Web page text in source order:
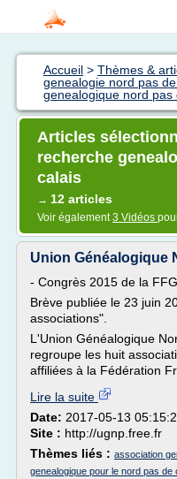
Accueil > Thèmes &
genealogie nord pas
genealogique nord pas
Articles
recherche
calais
→ 12 articles
Voir également3 Vidéos
Union Généalogique
- Congrès 2015 de la FFG
Brève publiée le 23 juin
associations".
L'Union Généalogique
regroupe les huit
affiliées à la Fédération
Lire la suite
Date: 2017-05-13
Site : http://ugnp.free.fr
Thèmes liés : association
genealogique pour le nord pas de